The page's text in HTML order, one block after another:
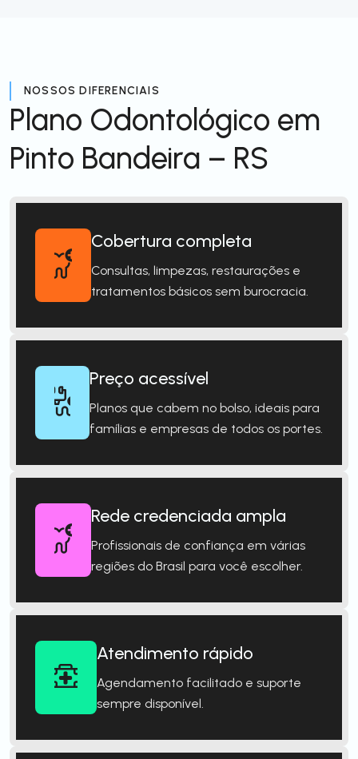
NOSSOS DIFERENCIAIS
Plano Odontológico em
Pinto Bandeira – RS
Cobertura completa
Consultas, limpezas, restaurações e
tratamentos básicos sem burocracia.
Preço acessível
Planos que cabem no bolso, ideais para
famílias e empresas de todos os portes.
Rede credenciada ampla
Profissionais de confiança em várias
regiões do Brasil para você escolher.
Atendimento rápido
Agendamento facilitado e suporte
sempre disponível.